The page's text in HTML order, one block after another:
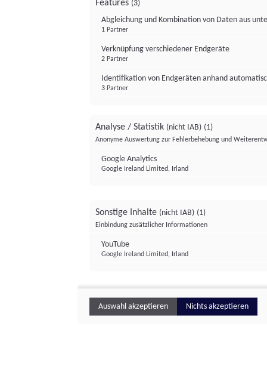
Features (3)
Abgleichung und Kombination von Daten aus
1 Partner
Verknüpfung verschiedener Endgeräte
2 Partner
Identifikation von Endgeräten anhand
3 Partner
Analyse / Statistik (nicht IAB) (1)
Anonyme Auswertung zur Fehlerbehebung und
Google Analytics
Google Ireland Limited, Irland
Sonstige Inhalte (nicht IAB) (1)
Einbindung zusätzlicher Informationen
YouTube
Google Ireland Limited, Irland
Auswahl akzeptieren Nichts akzeptieren